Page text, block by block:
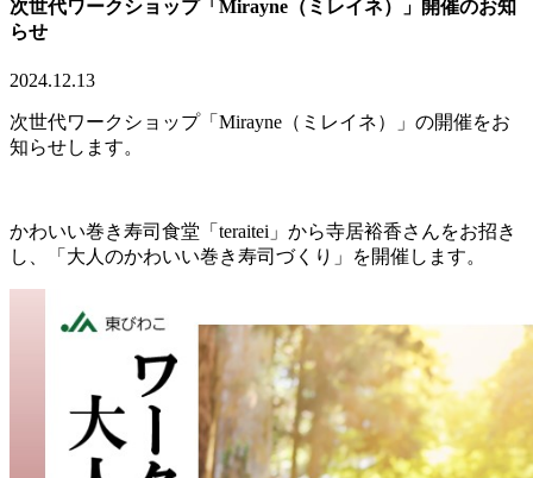
次世代ワークショップ「Mirayne（ミレイネ）」開催のお知
らせ
2024.12.13
次世代ワークショップ「Mirayne（ミレイネ）」の開催をお
知らせします。
かわいい巻き寿司食堂「teraitei」から寺居裕香さんをお招き
し、「大人のかわいい巻き寿司づくり」を開催します。